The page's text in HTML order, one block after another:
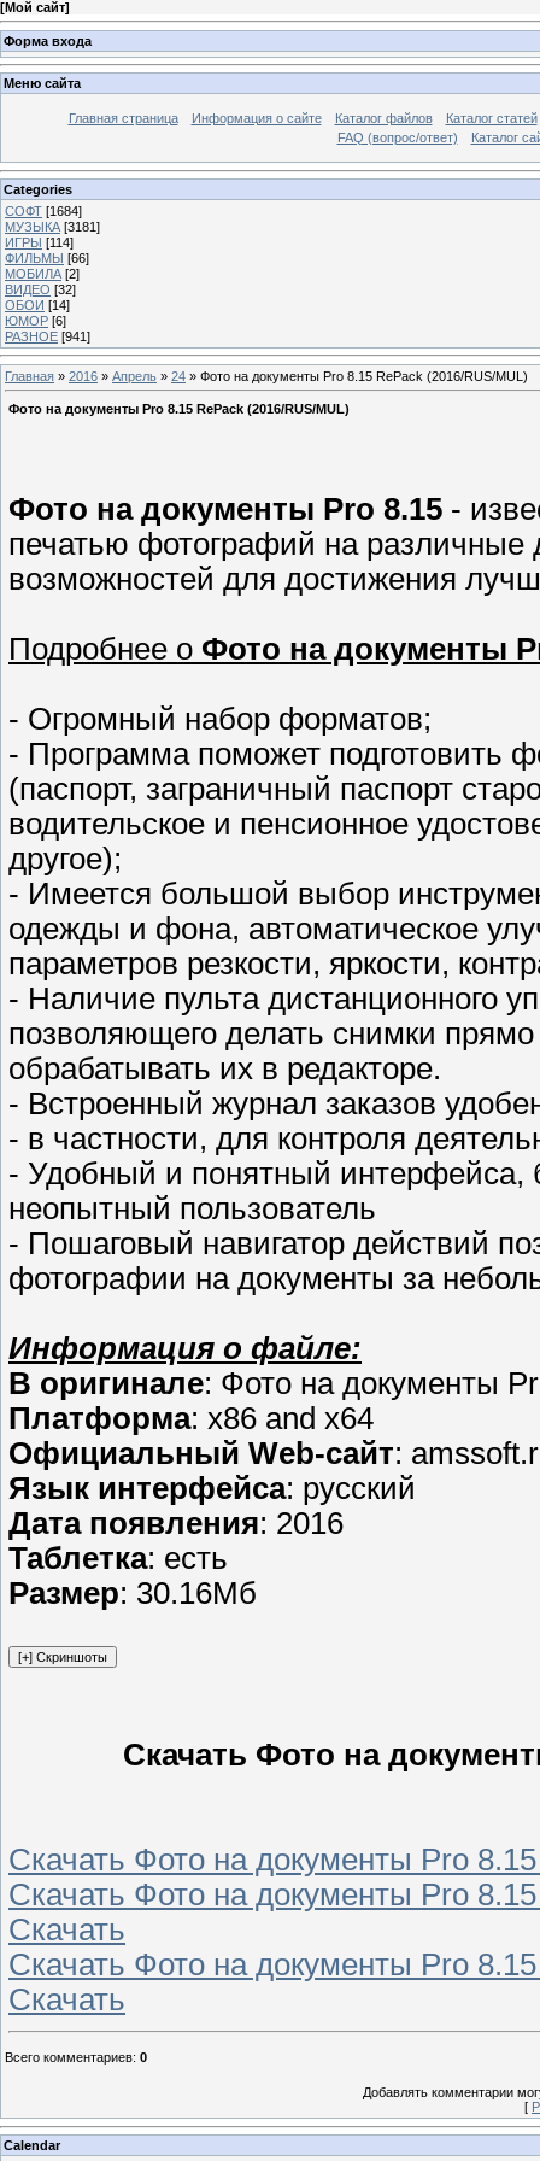
[Мой сайт]
Форма входа
Меню сайта
Главная страница Информация о сайте Каталог файлов
Каталог статей
FAQ (вопрос/ответ)
Каталог
Categories
СОФТ [1684]
МУЗЫКА [3181]
ИГРЫ [114]
ФИЛЬМЫ [66]
МОБИЛА [2]
ВИДЕО [32]
ОБОИ [14]
ЮМОР [6]
РАЗНОЕ [941]
Главная » 2016 » Апрель » 24 » Фото на документы Pro 8.15 RePack (2016/RUS/MUL)
Фото на документы Pro 8.15 RePack (2016/RUS/MUL)
Фото на документы Pro 8.15 -
печатью фотографий на
возможностей для достижения
Подробнее о Фото на документы
- Огромный набор форматов;
- Программа поможет подготовить
(паспорт, заграничный паспорт
водительское и пенсионное
другое);
- Имеется большой выбор
одежды и фона, автоматическое
параметров резкости, яркости,
- Наличие пульта дистанционного
позволяющего делать снимки
обрабатывать их в редакторе.
- Встроенный журнал заказов
- в частности, для контроля
- Удобный и понятный интерфейса,
неопытный пользователь
- Пошаговый навигатор действий
фотографии на документы за
Информация о файле:
В оригинале: Фото на документы
Платформа: x86 and x64
Официальный Web-сайт:
Язык интерфейса: русский
Дата появления: 2016
Таблетка: есть
Размер: 30.16Мб
Скачать Фото на
Скачать Фото на документы Pro
Скачать Фото на документы Pro
Скачать
Скачать Фото на документы Pro
Скачать
Всего комментариев: 0
Добавлять комментарии
[
Calendar